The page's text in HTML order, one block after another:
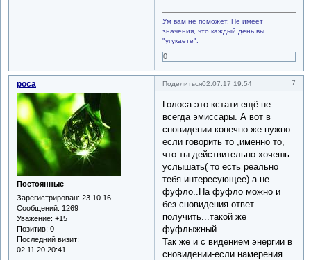
Ум вам не поможет. Не имеет
значения, что каждый день вы
"угукаете".
0
Поделиться 7
02.07.17 19:54
роса
Постоянные
Зарегистрирован: 23.10.16
Сообщений: 1269
Уважение: +15
Позитив: 0
Последний визит:
02.11.20 20:41
Голоса-это кстати ещё не
всегда эмиссары. А вот в
сновидении конечно же нужно
если говорить то ,именно то,
что ты действительно хочешь
услышать( то есть реально
тебя интересующее) а не
фуфло..На фуфло можно и
без сновидения ответ
получить...такой же
фуфлыжный.
Так же и с видением энергии в
сновидении-если намерения